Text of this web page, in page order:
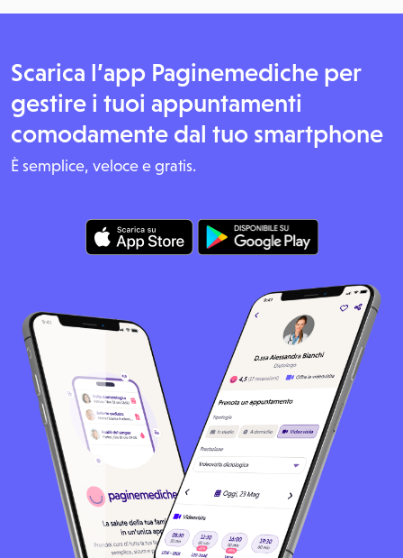
Scarica l’app Paginemediche per
gestire i tuoi appuntamenti
comodamente dal tuo smartphone
È semplice, veloce e gratis.